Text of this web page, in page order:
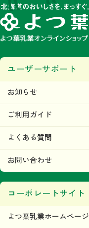
ユーザーサポート
お知らせ
ご利用ガイド
よくある質問
お問い合わせ
コーポレートサイト
よつ葉乳業ホームページ